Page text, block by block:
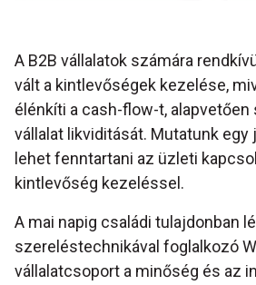
A B2B vállalatok számára
vált a kintlevőségek kezelése,
élénkíti a cash-flow-t,
vállalat likviditását. Mutatunk egy
lehet fenntartani az üzleti
kintlevőség kezeléssel.
A mai napig családi tulajdonban
szereléstechnikával foglalkozó
vállalatcsoport a minőség és az